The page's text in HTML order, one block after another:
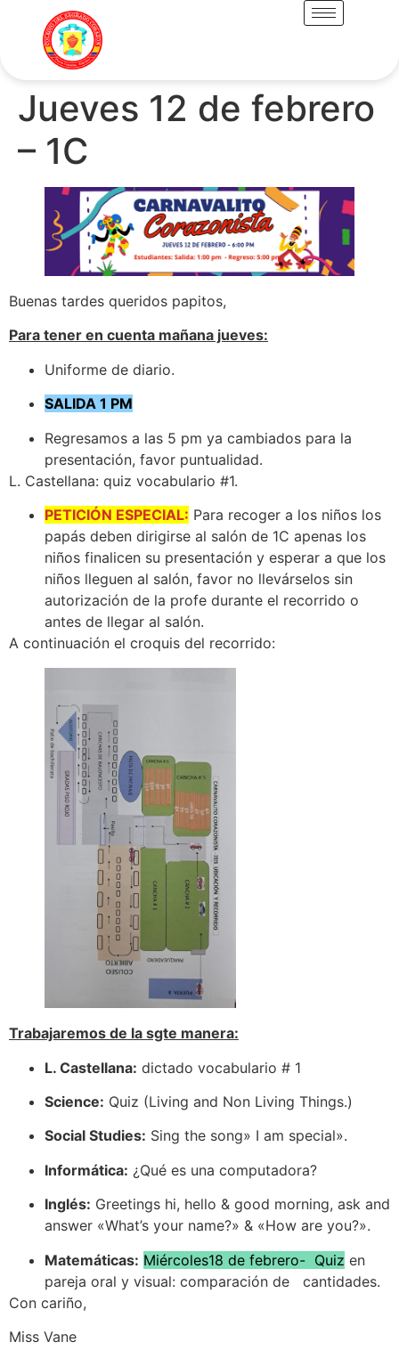
Jueves 12 de febrero
– 1C
Buenas tardes queridos papitos,
Para tener en cuenta mañana jueves:
Uniforme de diario.
SALIDA 1 PM
Regresamos a las 5 pm ya cambiados para la
presentación, favor puntualidad.
L. Castellana: quiz vocabulario #1.
PETICIÓN ESPECIAL: Para recoger a los niños los
papás deben dirigirse al salón de 1C apenas los
niños finalicen su presentación y esperar a que los
niños lleguen al salón, favor no llevárselos sin
autorización de la profe durante el recorrido o
antes de llegar al salón.
A continuación el croquis del recorrido:
Trabajaremos de la sgte manera:
L. Castellana: dictado vocabulario # 1
Science: Quiz (Living and Non Living Things.)
Social Studies: Sing the song» I am special».
Informática: ¿Qué es una computadora?
Inglés: Greetings hi, hello & good morning, ask and
answer «What’s your name?» & «How are you?».
Matemáticas: Miércoles18 de febrero- Quiz en
pareja oral y visual: comparación de cantidades.
Con cariño,
Miss Vane